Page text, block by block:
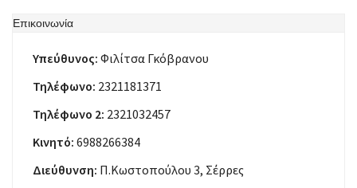
Επικοινωνία
Υπεύθυνος: Φιλίτσα Γκόβρανου
Τηλέφωνο: 2321181371
Τηλέφωνο 2: 2321032457
Κινητό: 6988266384
Διεύθυνση: Π.Κωστοπούλου 3, Σέρρες